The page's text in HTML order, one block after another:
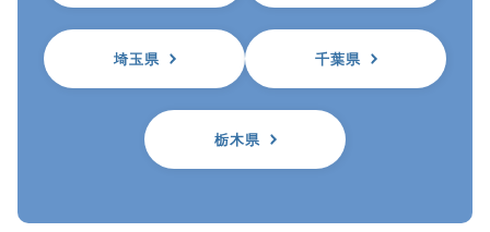
埼玉県 千葉県
栃木県